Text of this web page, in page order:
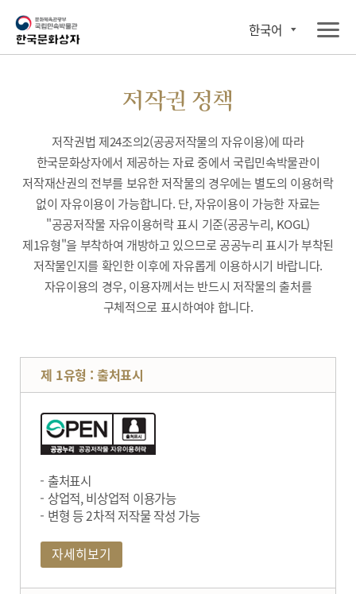
한국어
저작권 정책
저작권법 제24조의2(공공저작물의 자유이용)에 따라
한국문화상자에서 제공하는 자료 중에서 국립민속박물관이
저작재산권의 전부를 보유한 저작물의 경우에는 별도의 이용허락
없이 자유이용이 가능합니다. 단, 자유이용이 가능한 자료는
"공공저작물 자유이용허락 표시 기준(공공누리, KOGL)
제1유형"을 부착하여 개방하고 있으므로 공공누리 표시가 부착된
저작물인지를 확인한 이후에 자유롭게 이용하시기 바랍니다.
자유이용의 경우, 이용자께서는 반드시 저작물의 출처를
구체적으로 표시하여야 합니다.
제 1유형 : 출처표시
출처표시
상업적, 비상업적 이용가능
변형 등 2차적 저작물 작성 가능
자세히보기